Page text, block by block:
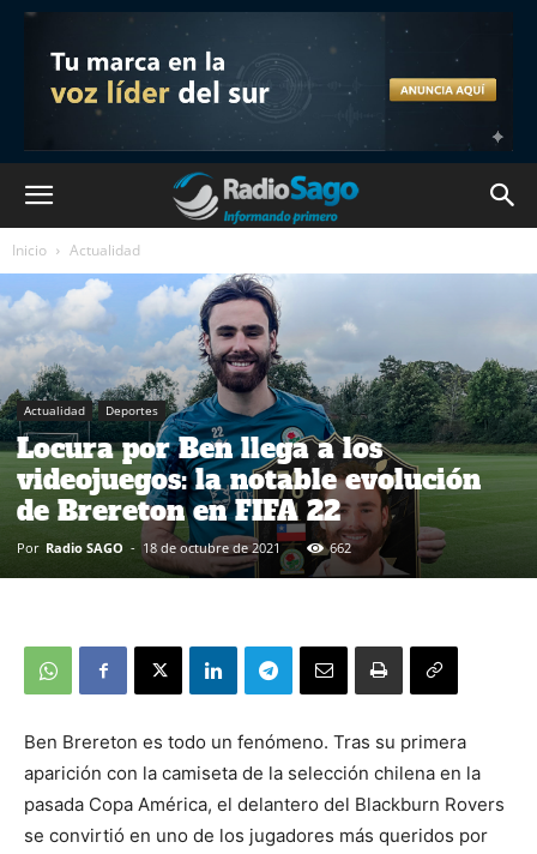
Inicio Actualidad
Actualidad Deportes
Locura por Ben llega a los
videojuegos: la notable evolución
de Brereton en FIFA 22
Por Radio SAGO - 18 de octubre de 2021 662
Ben Brereton es todo un fenómeno. Tras su primera
aparición con la camiseta de la selección chilena en la
pasada Copa América, el delantero del Blackburn Rovers
se convirtió en uno de los jugadores más queridos por